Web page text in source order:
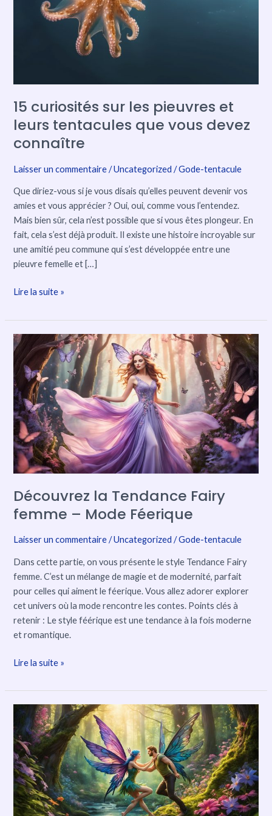
15 curiosités sur les pieuvres et
leurs tentacules que vous devez
connaître
Laisser un commentaire /Uncategorized /Gode-tentacule
Que diriez-vous si je vous disais qu’elles peuvent devenir vos
amies et vous apprécier ? Oui, oui, comme vous l’entendez.
Mais bien sûr, cela n’est possible que si vous êtes plongeur. En
fait, cela s’est déjà produit. Il existe une histoire incroyable sur
une amitié peu commune qui s’est développée entre une
pieuvre femelle et […]
pieuvres
vous
devez
connaître
Lire la suite »
Découvrez la Tendance Fairy
femme – Mode Féerique
Laisser un commentaire /Uncategorized /Gode-tentacule
Dans cette partie, on vous présente le style Tendance Fairy
femme. C’est un mélange de magie et de modernité, parfait
pour celles qui aiment le féerique. Vous allez adorer explorer
cet univers où la mode rencontre les contes. Points clés à
retenir : Le style féérique est une tendance à la fois moderne
et romantique.
Découvrez
la
Tendance
Fairy
femme
–
Mode
Féerique
Lire la suite »
Exploration
du
Monde
Féérique
et
Sexualité